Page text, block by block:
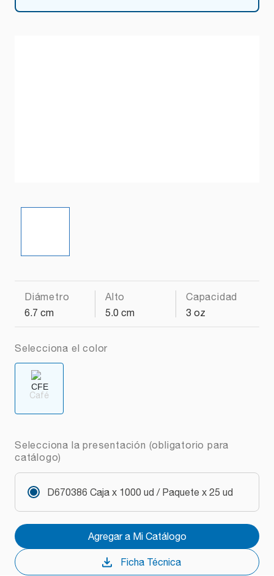
Diámetro
6.7 cm
Alto
5.0 cm
Capacidad
3 oz
Selecciona el color
Café
Selecciona la presentación (obligatorio para
catálogo)
D670386 Caja x 1000 ud / Paquete x 25 ud
Agregar a Mi Catálogo
Ficha Técnica